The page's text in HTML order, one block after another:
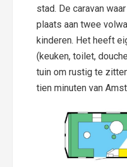
stad. De caravan
plaats aan twee
kinderen. Het heeft
(keuken, toilet,
tuin om rustig te
tien minuten van